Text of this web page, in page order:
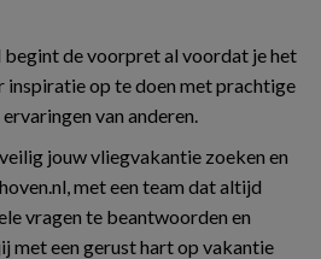
begint de voorpret al voordat je het
op te doen met prachtige
van anderen.
jouw vliegvakantie zoeken en
met een team dat altijd
vragen te beantwoorden en
met een gerust hart op vakantie